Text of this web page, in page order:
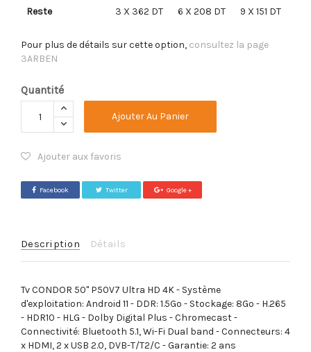
Reste 3 X 362 DT 6 X 208 DT 9 X 151 DT
Pour plus de détails sur cette option, consultez la page
3ARBEN
Quantité
Ajouter Au Panier
Ajouter aux favoris
Facebook Twitter Google +
Description Détails
Tv CONDOR 50'' P50V7 Ultra HD 4K - Système
d'exploitation: Android 11 - DDR: 1.5Go - Stockage: 8Go - H.265
- HDR10 - HLG - Dolby Digital Plus - Chromecast -
Connectivité: Bluetooth 5.1, Wi-Fi Dual band - Connecteurs: 4
x HDMI, 2 x USB 2.0, DVB-T/T2/C -Garantie: 2 ans